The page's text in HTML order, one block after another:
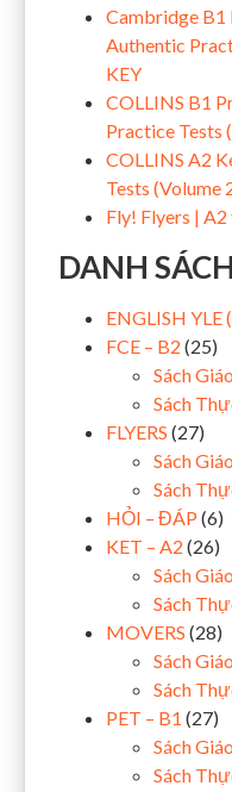
Cambridge B1
Authentic
KEY
COLLINS B1
Practice Tests
COLLINS A2
Tests (Volume
Fly! Flyers |
DANH
ENGLISH YLE
FCE – B2 (25)
Sách
Sách
FLYERS (27)
Sách
Sách
HỎI – ĐÁP (6)
KET – A2 (26)
Sách
Sách
MOVERS (28)
Sách
Sách
PET – B1 (27)
Sách
Sách